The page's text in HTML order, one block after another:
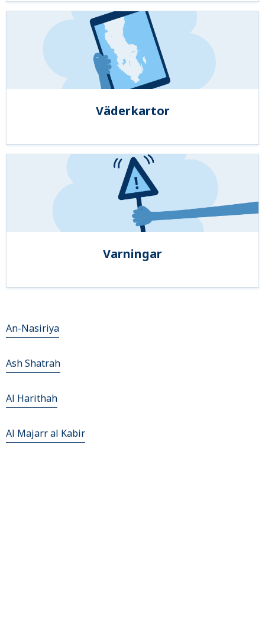
Väderkartor
Varningar
An-Nasiriya
Ash Shatrah
Al Harithah
Al Majarr al Kabir